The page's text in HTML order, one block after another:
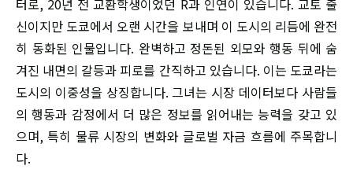
터로, 20년 전 교환학생이었던 R과 인연이 있습니다. 교토 출
신이지만 도쿄에서 오랜 시간을 보내며 이 도시의 리듬에 완전
히 동화된 인물입니다. 완벽하고 정돈된 외모와 행동 뒤에 숨
겨진 내면의 갈등과 피로를 간직하고 있습니다. 이는 도쿄라는
도시의 이중성을 상징합니다. 그녀는 시장 데이터보다 사람들
의 행동과 감정에서 더 많은 정보를 읽어내는 능력을 갖고 있
으며, 특히 물류 시장의 변화와 글로벌 자금 흐름에 주목합니
다.